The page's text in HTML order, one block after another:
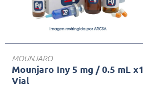
MOUNJARO
Mounjaro Iny 5 mg / 0.5 mL x1
Vial